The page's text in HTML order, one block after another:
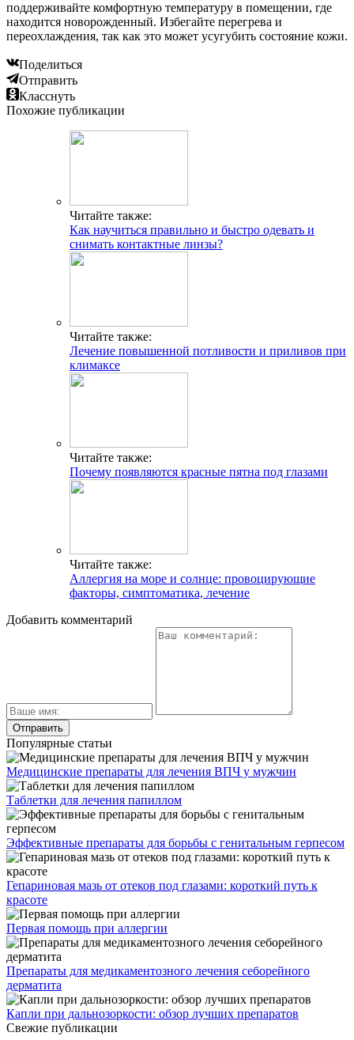
поддерживайте комфортную температуру в помещении, где
находится новорожденный. Избегайте перегрева и
переохлаждения, так как это может усугубить состояние кожи.
Поделиться
Отправить
Класснуть
Похожие публикации
Читайте также:
Как научиться правильно и быстро одевать и
снимать контактные линзы?
Читайте также:
Лечение повышенной потливости и приливов при
климаксе
Читайте также:
Почему появляются красные пятна под глазами
Читайте также:
Аллергия на море и солнце: провоцирующие
факторы, симптоматика, лечение
Добавить комментарий
Популярные статьи
Медицинские препараты для лечения ВПЧ у мужчин
Таблетки для лечения папиллом
Эффективные препараты для борьбы с генитальным герпесом
Гепариновая мазь от отеков под глазами: короткий путь к
красоте
Первая помощь при аллергии
Препараты для медикаментозного лечения себорейного
дерматита
Капли при дальнозоркости: обзор лучших препаратов
Свежие публикации